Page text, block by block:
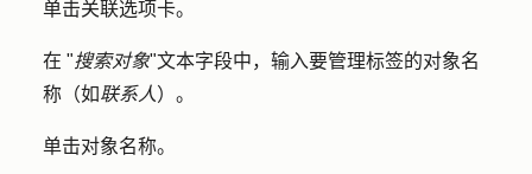
单击关联选项卡。
在 "搜索对象"文本字段中，输入要管理标签的对象名
称 （如联系人）。
单击对象名称。